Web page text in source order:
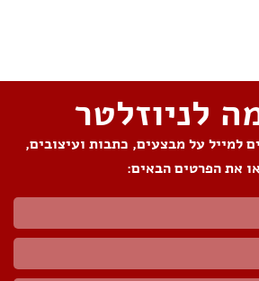
לניוזלטר
למייל על מבצעים, כתבות ועיצובים,
את הפרטים הבאים: